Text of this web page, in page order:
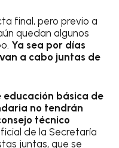
final, pero previo a
quedan algunos
Ya sea por días
a cabo juntas de
educación básica de
no tendrán
técnico
de la Secretaría
juntas, que se